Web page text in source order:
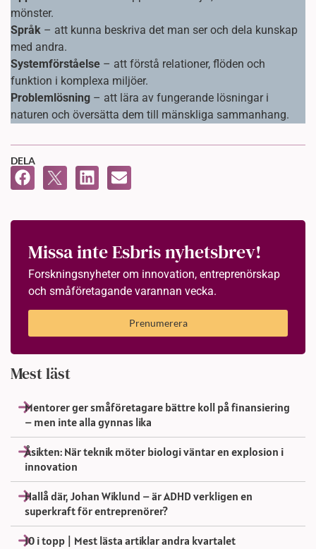
mönster.
Språk – att kunna beskriva det man ser och dela kunskap
med andra.
Systemförståelse – att förstå relationer, flöden och
funktion i komplexa miljöer.
Problemlösning – att lära av fungerande lösningar i
naturen och översätta dem till mänskliga sammanhang.
DELA
Missa inte Esbris nyhetsbrev!
Forskningsnyheter om innovation, entreprenörskap
och småföretagande varannan vecka.
Prenumerera
Mest läst
Mentorer ger småföretagare bättre koll på finansiering
– men inte alla gynnas lika
Åsikten: När teknik möter biologi väntar en explosion i
innovation
Hallå där, Johan Wiklund – är ADHD verkligen en
superkraft för entreprenörer?
10 i topp | Mest lästa artiklar andra kvartalet